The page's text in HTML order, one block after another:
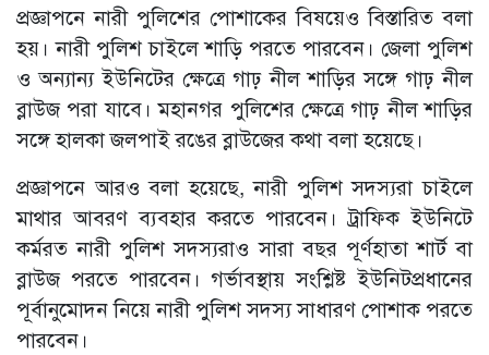
প্রজ্ঞাপনে নারী পুলিশের পোশাকের বিষয়েও বিস্তারিত বলা
হয়। নারী পুলিশ চাইলে শাড়ি পরতে পারবেন। জেলা পুলিশ
ও অন্যান্য ইউনিটের ক্ষেত্রে গাঢ় নীল শাড়ির সঙ্গে গাঢ় নীল
ব্লাউজ পরা যাবে। মহানগর পুলিশের ক্ষেত্রে গাঢ় নীল শাড়ির
সঙ্গে হালকা জলপাই রঙের ব্লাউজের কথা বলা হয়েছে।
প্রজ্ঞাপনে আরও বলা হয়েছে, নারী পুলিশ সদস্যরা চাইলে
মাথার আবরণ ব্যবহার করতে পারবেন। ট্রাফিক ইউনিটে
কর্মরত নারী পুলিশ সদস্যরাও সারা বছর পূর্ণহাতা শার্ট বা
ব্লাউজ পরতে পারবেন। গর্ভাবস্থায় সংশ্লিষ্ট ইউনিটপ্রধানের
পূর্বানুমোদন নিয়ে নারী পুলিশ সদস্য সাধারণ পোশাক পরতে
পারবেন।